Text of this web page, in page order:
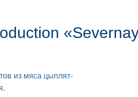
из мяса цыплят-